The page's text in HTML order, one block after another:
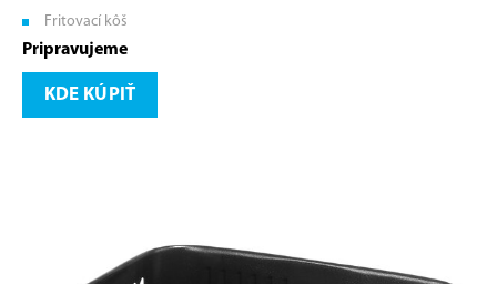
Fritovací kôš
Pripravujeme
KDE KÚPIŤ